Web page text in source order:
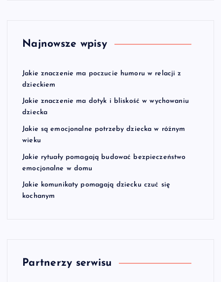
Najnowsze wpisy
Jakie znaczenie ma poczucie humoru w relacji z
dzieckiem
Jakie znaczenie ma dotyk i bliskość w wychowaniu
dziecka
Jakie są emocjonalne potrzeby dziecka w różnym
wieku
Jakie rytuały pomagają budować bezpieczeństwo
emocjonalne w domu
Jakie komunikaty pomagają dziecku czuć się
kochanym
Partnerzy serwisu